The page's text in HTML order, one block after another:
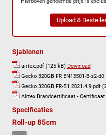
Sjablonen
airtex.pdf (125 kB) Download
Gecko 320GB FR EN13501-B-s2-
Gecko 320GB FR-B1 2021.4.9.pdf
Airtex Brandcertificaat -
Specificaties
Roll-up 85cm